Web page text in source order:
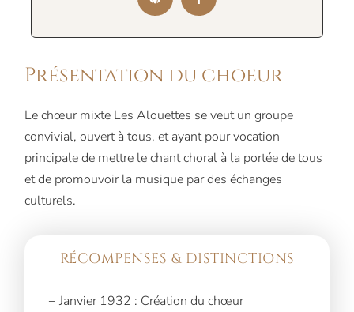
Présentation du choeur
Le chœur mixte Les Alouettes se veut un groupe
convivial, ouvert à tous, et ayant pour vocation
principale de mettre le chant choral à la portée de tous
et de promouvoir la musique par des échanges
culturels.
RÉCOMPENSES & DISTINCTIONS
− Janvier 1932 : Création du chœur